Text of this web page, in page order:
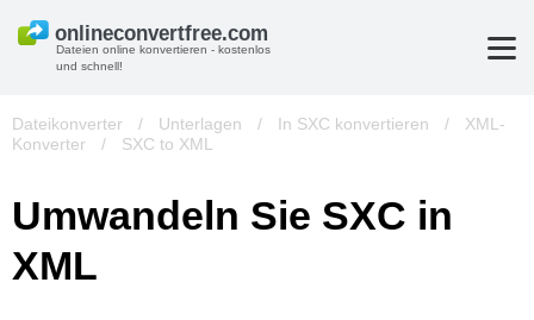
Dateien online konvertieren - kostenlos
und schnell!
Dateikonverter / Unterlagen / In SXC konvertieren /
XML-
Konverter
/ SXC to XML
Umwandeln Sie SXC in
XML